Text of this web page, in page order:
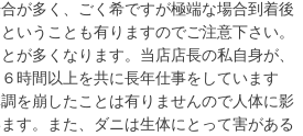
が多く、ごく希ですが極端な場合到着後
いうことも有りますのでご注意下さい。
が多くなります。当店店長の私自身が、
時間以上を共に長年仕事をしています
を崩したことは有りませんので人体に影
す。また、ダニは生体にとって害がある